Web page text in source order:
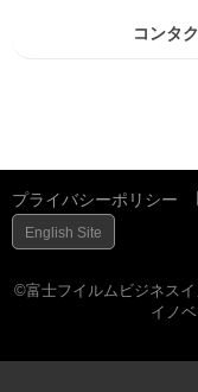
コンタ
プライバシーポリシー
English Site
©富士フイルムビジネス
イノ